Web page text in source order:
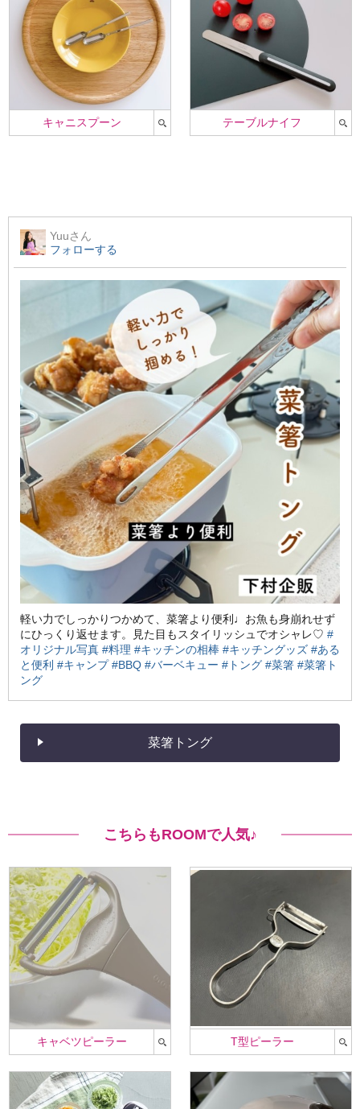
キャニスプーン テーブルナイフ
Yuuさん
フォローする
軽い力でしっかりつかめて、菜箸より便利♩お魚も身崩れせず
にひっくり返せます。見た目もスタイリッシュでオシャレ♡ #
オリジナル写真 #料理 #キッチンの相棒 #キッチングッズ #ある
と便利 #キャンプ #BBQ #バーベキュー #トング #菜箸 #菜箸ト
ング
菜箸トング
こちらもROOMで人気♪
キャベツピーラー T型ピーラー